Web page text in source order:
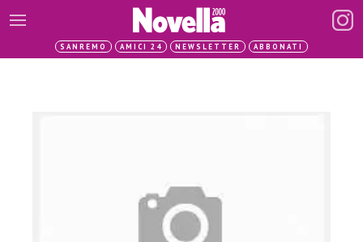
SANREMO AMICI 24 NEWSLETTER ABBONATI